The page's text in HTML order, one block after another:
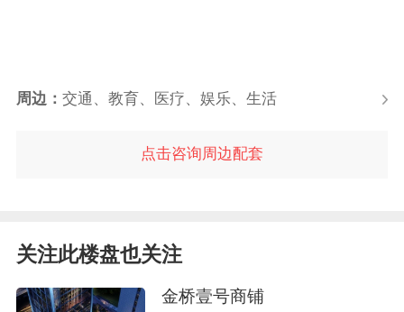
周边： 交通、教育、医疗、娱乐、生活
点击咨询周边配套
关注此楼盘也关注
金桥壹号商铺